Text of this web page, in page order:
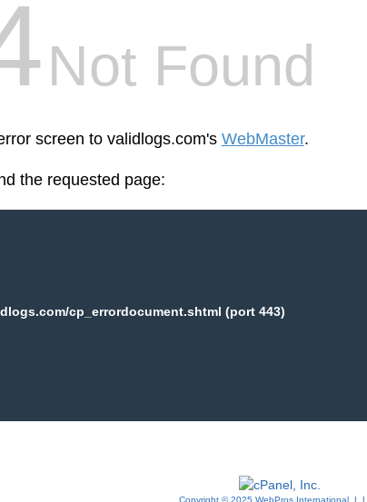
Not Found
screen to validlogs.com's WebMaster.
the requested page:
cp_errordocument.shtml (port 443)
Copyright © 2025 WebPros International,